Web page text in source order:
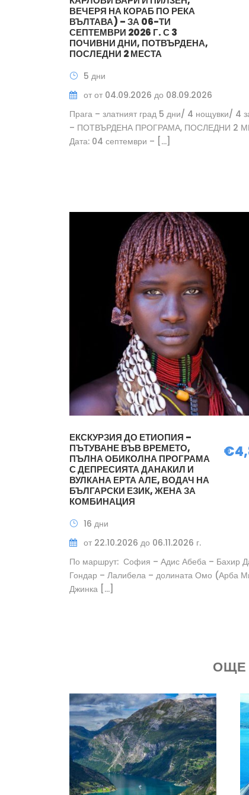
ВЕЧЕРЯ НА КОРАБ ПО РЕКА
ВЪЛТАВА) – ЗА 06-ТИ
СЕПТЕМВРИ 2026 Г. С 3
ПОЧИВНИ ДНИ, ПОТВЪРДЕНА,
ПОСЛЕДНИ 2 МЕСТА
5 дни
от от 04.09.2026 до 08.09.2026
Прага – златният град 5 дни/ 4 нощувки/ 4
– ПОТВЪРДЕНА ПРОГРАМА, ПОСЛЕДНИ 2
Дата: 04 септември – […]
ЕКСКУРЗИЯ ДО ЕТИОПИЯ –
ПЪТУВАНЕ ВЪВ ВРЕМЕТО,
ПЪЛНА ОБИКОЛНА ПРОГРАМА
С ДЕПРЕСИЯТА ДАНАКИЛ И
ВУЛКАНА ЕРТА АЛЕ, ВОДАЧ НА
БЪЛГАРСКИ ЕЗИК, ЖЕНА ЗА
КОМБИНАЦИЯ
16 дни
от 22.10.2026 до 06.11.2026 г.
По маршрут: София – Адис Абеба – Бахир
Гондар – Лалибела – долината Омо (Арба
Джинка […]
ОЩЕ